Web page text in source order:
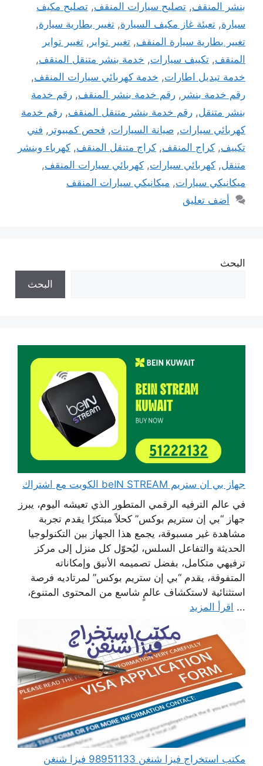
بنشر المنقف, تصليح سيارات المنقف, تصليح مكيف
سيارة, تعبئة غاز مكيف السيارة, تغيير بطارية سيارة,
تغيير بطارية سيارة المنقف, تغيير تواير , تغيير تواير
المنقف, تكييف سيارات, خدمة بنشر متنقل المنقف,
خدمة تبديل اطارات, خدمة كهربائي سيارات المنقف,
رقم خدمة بنشر , رقم خدمة بنشر المنقف, رقم خدمة
بنشر متنقل, رقم خدمة بنشر متنقل المنقف, رقم خدمة
كهربائي سيارات, صيانة السيارات, فحص كمبيوتر , فني
تكييف, كراج المنقف, كراج متنقل المنقف, كهرباء وبنشر
متنقل, كهربائي سيارات, كهربائي سيارات المنقف,
ميكانيكي سيارات, ميكانيكي سيارات المنقف
أضف تعليق
البحث
البحث
جهاز بي ان ستريم beIN STREAM الكويت مع اشتراك
في عالم الترفيه الرقمي المتطور الذي تعيشه اليوم، يبرز
جهاز “بي إن ستريم بوكس” كحلاً مبتكرًا يقدم تجربة
مشاهدة غير مسبوقة، يجمع هذا الجهاز بين التكنولوجيا
الحديثة والتفاعل السلس، ليُحوّل كل منزل إلى مركز
ترفيهي متكامل، بفضل تصميمه الأنيق وإمكاناته
المتفوقة، يقدم “بي إن ستريم بوكس” لمرتاديه فرصة
استثنائية لاستكشاف عالمٍ شاسع من المحتوى المتنوع،
... اقرأ المزيد
مكتب استخراج فيزا شنغن 98951133 فيزا شنغن